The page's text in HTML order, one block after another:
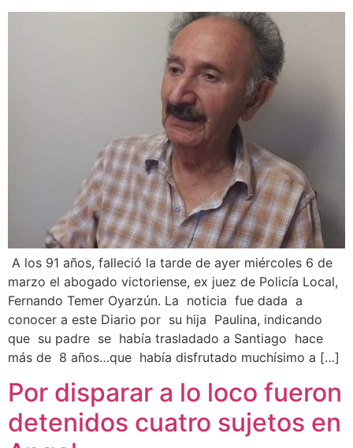
A los 91 años, falleció la tarde de ayer miércoles 6 de
marzo el abogado victoriense, ex juez de Policía Local,
Fernando Temer Oyarzún. La noticia fue dada a
conocer a este Diario por su hija Paulina, indicando
que su padre se había trasladado a Santiago hace
más de 8 años…que había disfrutado muchísimo a […]
Por disparar a lo loco fueron
detenidos cuatro sujetos en